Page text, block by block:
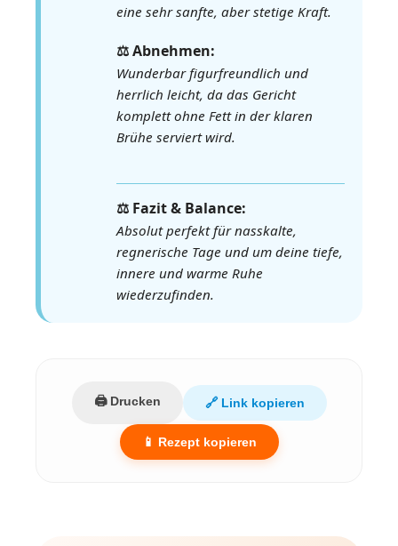
eine sehr sanfte, aber stetige Kraft.
⚖️ Abnehmen:
Wunderbar figurfreundlich und
herrlich leicht, da das Gericht
komplett ohne Fett in der klaren
Brühe serviert wird.
⚖️ Fazit & Balance:
Absolut perfekt für nasskalte,
regnerische Tage und um deine tiefe,
innere und warme Ruhe
wiederzufinden.
🖨️ Drucken 🔗 Link kopieren
📱 Rezept kopieren